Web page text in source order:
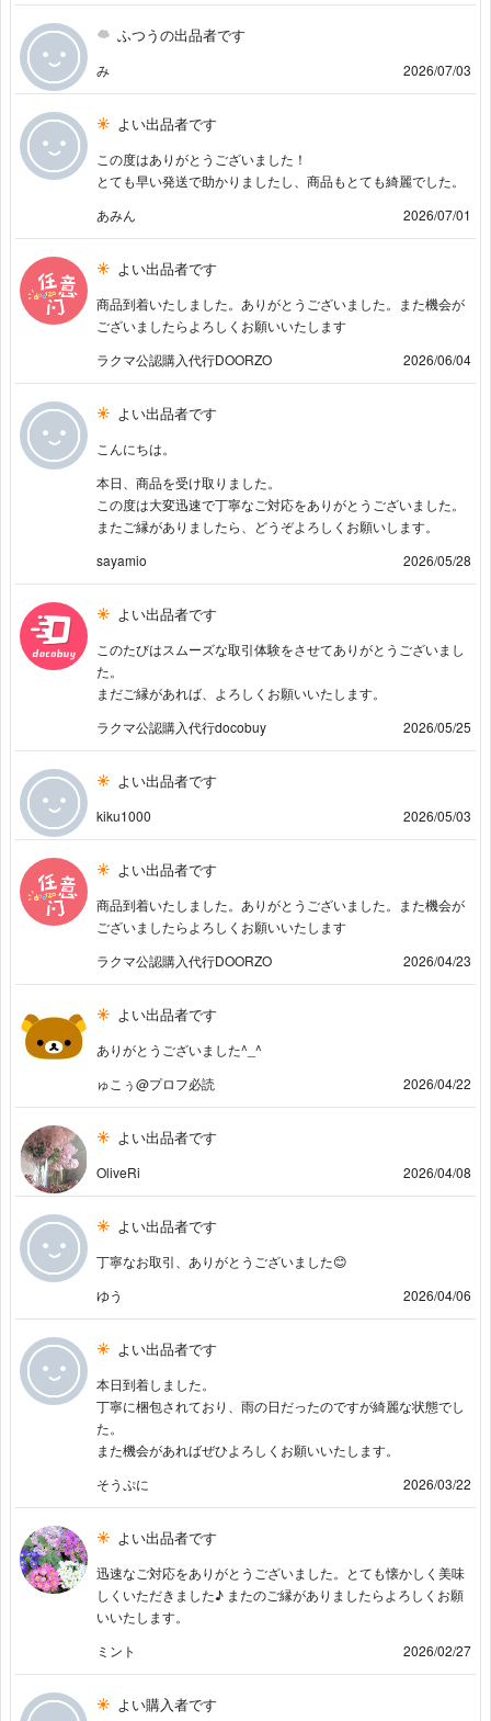
ふつうの出品者です
み 2026/07/03
よい出品者です
この度はありがとうございました！
とても早い発送で助かりましたし、商品もとても綺麗でした。
あみん
2026/07/01
よい出品者です
商品到着いたしました。ありがとうございました。また機会が
ございましたらよろしくお願いいたします
ラクマ公認購入代行DOORZO
2026/06/04
よい出品者です
こんにちは。
本日、商品を受け取りました。
この度は大変迅速で丁寧なご対応をありがとうございました。
またご縁がありましたら、どうぞよろしくお願いします。
sayamio
2026/05/28
よい出品者です
このたびはスムーズな取引体験をさせてありがとうございまし
た。
まだご縁があれば、よろしくお願いいたします。
ラクマ公認購入代行docobuy
2026/05/25
よい出品者です
kiku1000 2026/05/03
よい出品者です
商品到着いたしました。ありがとうございました。また機会が
ございましたらよろしくお願いいたします
ラクマ公認購入代行DOORZO
2026/04/23
よい出品者です
ありがとうございました^_^
ゅこぅ@プロフ必読
2026/04/22
よい出品者です
OliveRi 2026/04/08
よい出品者です
丁寧なお取引、ありがとうございました😊
ゆう
2026/04/06
よい出品者です
本日到着しました。
丁寧に梱包されており、雨の日だったのですが綺麗な状態でし
た。
また機会があればぜひよろしくお願いいたします。
そうぷに
2026/03/22
よい出品者です
迅速なご対応をありがとうございました。とても懐かしく美味
しくいただきました♪ またのご縁がありましたらよろしくお願
いいたします。
ミント
2026/02/27
よい購入者です